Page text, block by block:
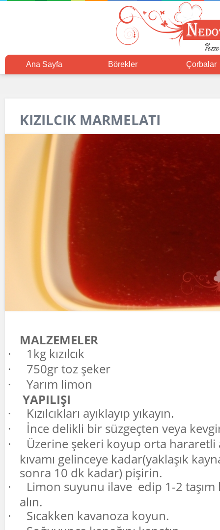
Ana Sayfa Börekler Çorbalar
KIZILCIK MARMELATI
MALZEMELER
·
1kg kızılcık
·
750gr toz şeker
·
Yarım limon
YAPILIŞI
·
Kızılcıkları ayıklayıp yıkayın.
·
İnce delikli bir süzgeçten veya
·
Üzerine şekeri koyup orta hararetli
kıvamı gelinceye kadar(yaklaşık
sonra 10 dk kadar) pişirin.
·
Limon suyunu ilave edip 1-2 taşım
alın.
·
Sıcakken kavanoza koyun.